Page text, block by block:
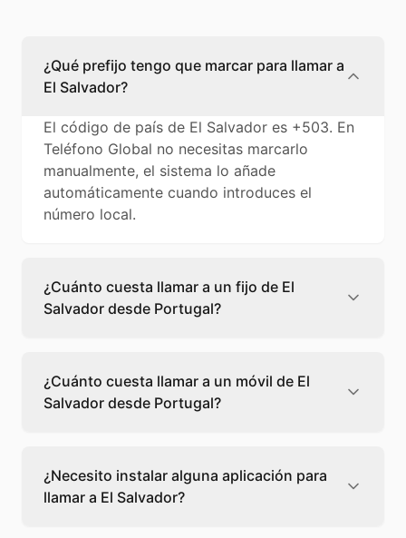
¿Qué prefijo tengo que marcar para llamar a
El Salvador?
El código de país de El Salvador es +503. En
Teléfono Global no necesitas marcarlo
manualmente, el sistema lo añade
automáticamente cuando introduces el
número local.
¿Cuánto cuesta llamar a un fijo de El
Salvador desde Portugal?
Portugal cuesta 0,09 €/min con Teléfono
Global. Verás el precio exacto antes de
marcar para que sepas qué vas a gastar.
¿Cuánto cuesta llamar a un móvil de El
Salvador desde Portugal?
Portugal cuesta 0,22 €/min con Teléfono
Global. Pagas solo los minutos que hablas, sin
cuotas ni permanencia.
¿Necesito instalar alguna aplicación para
llamar a El Salvador?